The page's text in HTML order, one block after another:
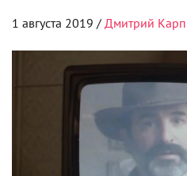
1 августа 2019 / Дмитрий